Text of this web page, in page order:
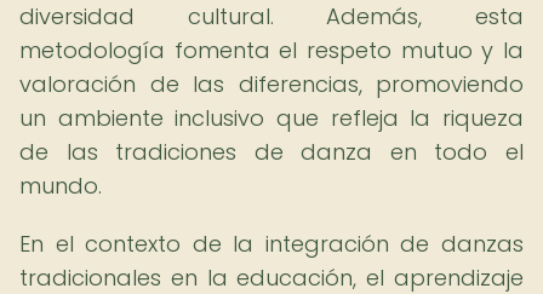
diversidad cultural. Además, esta
metodología fomenta el respeto mutuo y la
valoración de las diferencias, promoviendo
un ambiente inclusivo que refleja la riqueza
de las tradiciones de danza en todo el
mundo.
En el contexto de la integración de danzas
tradicionales en la educación, el aprendizaje